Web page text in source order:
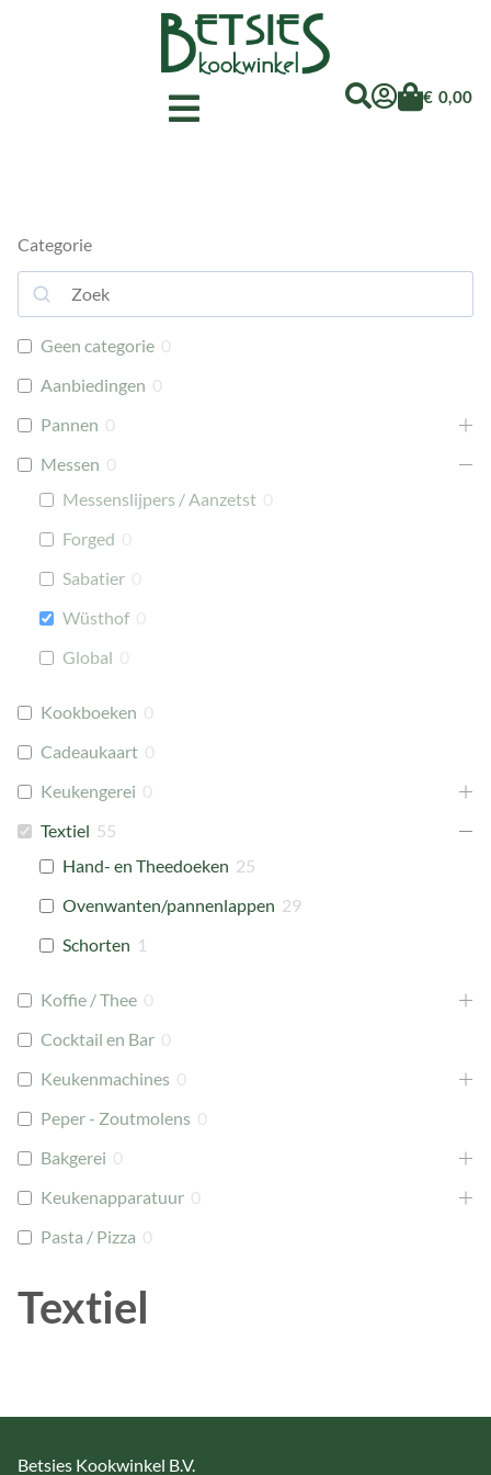
€ 0,00
Categorie
Geen categorie 0
Aanbiedingen 0
Pannen 0
Messen 0
Messenslijpers / Aanzetst
Forged
Sabatier
Wüsthof
Global
Kookboeken 0
Cadeaukaart 0
Keukengerei 0
Textiel 55
Hand- en Theedoeken 25
Ovenwanten/pannenlappen 29
Schorten 1
Koffie / Thee 0
Cocktail en Bar 0
Keukenmachines 0
Peper - Zoutmolens 0
Bakgerei 0
Keukenapparatuur 0
Pasta / Pizza 0
Textiel
Betsies Kookwinkel B.V.